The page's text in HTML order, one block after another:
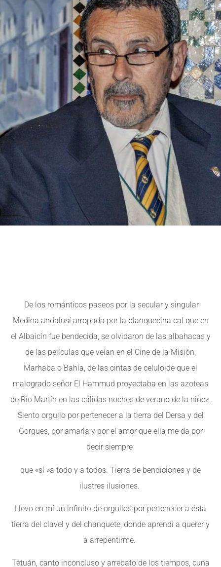
De los románticos paseos por la secular y singular
Medina andalusí arropada por la blanquecina cal que en
el Albaicín fue bendecida, se olvidaron de las albahacas y
de las películas que veían en el Cine de la Misión,
Marhaba o Bahía, de las cintas de celuloide que el
malogrado señor El Hammud proyectaba en las azoteas
de Río Martín en las cálidas noches de verano de la niñez.
Siento orgullo por pertenecer a la tierra del Dersa y del
Gorgues, por amarla y por el amor que ella me da por
decir siempre
que «sí »a todo y a todos. Tierra de bendiciones y de
ilustres ilusiones.
Llevo en mí un infinito de orgullos por pertenecer a ésta
tierra del clavel y del chanquete, donde aprendí a querer y
a arrepentirme.
Tetuán, canto inconcluso y arrebato de los tiempos, cuna